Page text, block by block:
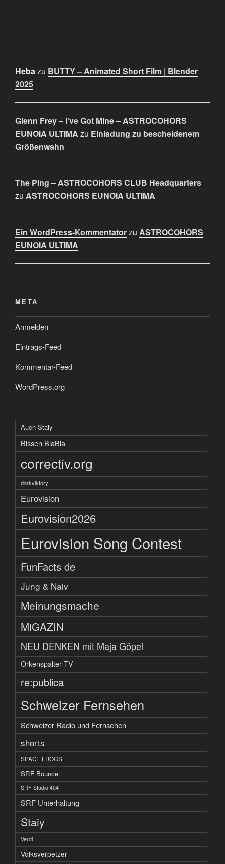
Hebazu BUTTY – Animated Short Film | Blender
2025
Glenn Frey – I’ve Got Mine – ASTROCOHORS
EUNOIA ULTIMA zu Einladung zu bescheidenem
Größenwahn
The Ping – ASTROCOHORS CLUB Headquarters
zu ASTROCOHORS EUNOIA ULTIMA
Ein WordPress-Kommentatorzu ASTROCOHORS
EUNOIA ULTIMA
META
Anmelden
Eintrags-Feed
Kommentar-Feed
WordPress.org
Auch Staiy
Bissen BlaBla
correctiv.org
darkviktory
Eurovision
Eurovision2026
Eurovision Song Contest
FunFacts de
Jung & Naiv
Meinungsmache
MiGAZIN
NEU DENKEN mit Maja Göpel
Orkenspalter TV
re:publica
Schweizer Fernsehen
Schweizer Radio und Fernsehen
shorts
SPACE FROGS
SRF Bounce
SRF Studio 404
SRF Unterhaltung
Staiy
Verdi
Volksverpetzer